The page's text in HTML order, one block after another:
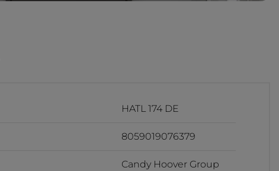
HATL 174 DE
8059019076379
Candy Hoover Group